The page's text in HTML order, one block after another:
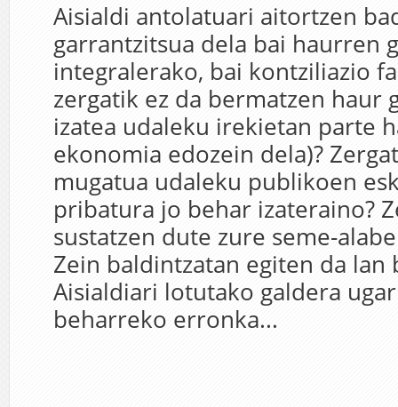
Aisialdi antolatuari aitortzen
garrantzitsua dela bai haurren
integralerako, bai kontziliazio
zergatik ez da bermatzen haur
izatea udaleku irekietan parte
ekonomia edozein dela)?
mugatua udaleku publikoen
pribatura jo behar izateraino?
sustatzen dute zure seme-
Zein baldintzatan egiten da lan
Aisialdiari lotutako galdera
beharreko erronka...